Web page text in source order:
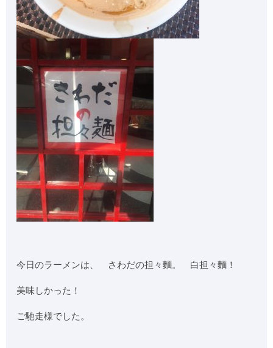
今日のラーメンは、 さわだの担々麵。 白担々麵！
美味しかった！
ご馳走様でした。